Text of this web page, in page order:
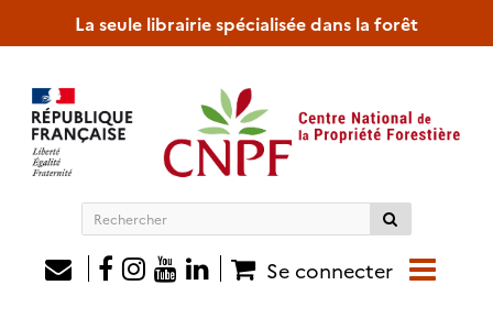
La seule librairie spécialisée dans la forêt
Rechercher
siteSe connecter